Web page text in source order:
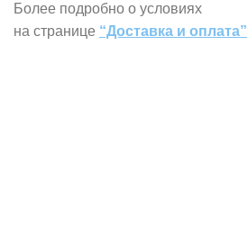
Более подробно о условиях
на странице “Доставка и оплата”